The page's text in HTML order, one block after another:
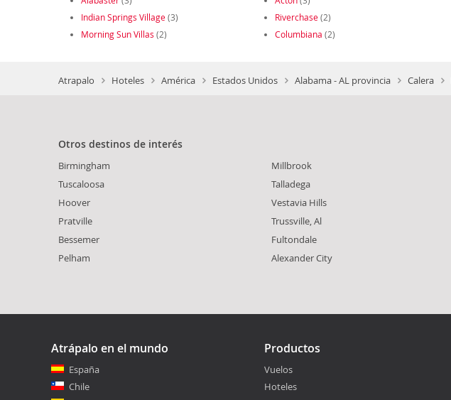
Indian Springs Village(3) Riverchase(2)
Morning Sun Villas (2) Columbiana (2)
Atrapalo Hoteles América Estados Unidos Alabama - AL provincia Calera
Otros destinos de interés
Birmingham
Tuscaloosa
Hoover
Pratville
Bessemer
Pelham
Millbrook
Talladega
Vestavia Hills
Trussville, Al
Fultondale
Alexander City
Atrápalo en el mundo
España
Chile
Productos
Vuelos
Hoteles